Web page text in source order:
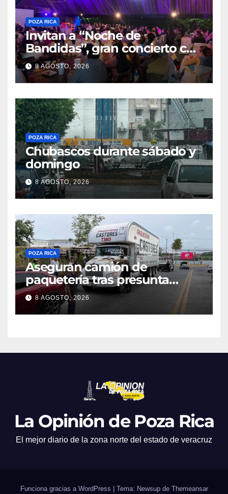
POZA RICA
Invitan a “Noche de
Bandidas”, gran concierto con
causa
8 AGOSTO, 2026
POZA RICA
Chubascos durante sábado y
domingo
8 AGOSTO, 2026
POZA RICA
Aseguran camión de
paquetería tras presunta
captura de una iguana en
Tuxpan
8 AGOSTO, 2026
La Opinión de Poza Rica
El mejor diario de la zona norte del estado de veracruz
Funciona gracias a WordPress Tema: Newsup de Themeansar